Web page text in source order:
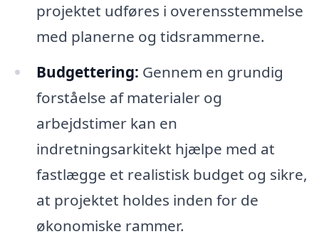
projektet udføres i overensstemmelse
med planerne og tidsrammerne.
Budgettering: Gennem en grundig
forståelse af materialer og
arbejdstimer kan en
indretningsarkitekt hjælpe med at
fastlægge et realistisk budget og sikre,
at projektet holdes inden for de
økonomiske rammer.